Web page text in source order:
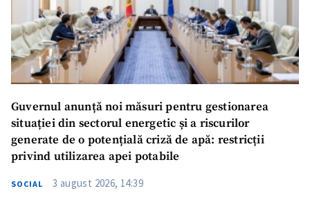
Guvernul anunță noi măsuri pentru gestionarea
situației din sectorul energetic și a riscurilor
generate de o potențială criză de apă: restricții
privind utilizarea apei potabile
SOCIAL 3 august 2026, 14:39